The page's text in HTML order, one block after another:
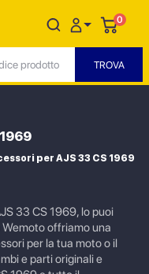
0
per AJS 33 CS 1969
33 CS 1969, lo puoi
offriamo una
per la tua moto o il
e parti originali e